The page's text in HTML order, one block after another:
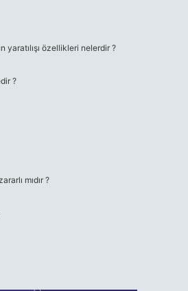
yaratılışı özellikleri nelerdir ?
?
mıdır ?